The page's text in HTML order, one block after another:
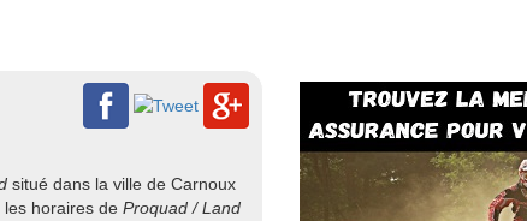
situé dans la ville de Carnoux
horaires de Proquad / Land